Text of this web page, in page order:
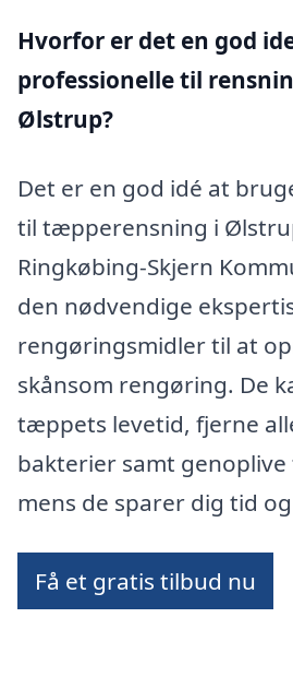
Hvorfor er det en god
professionelle til
Ølstrup?
Det er en god idé at
til tæpperensning i
Ringkøbing-Skjern
den nødvendige
rengøringsmidler til at
skånsom rengøring. De
tæppets levetid, fjerne
bakterier samt
mens de sparer dig tid
Få et gratis tilbud nu